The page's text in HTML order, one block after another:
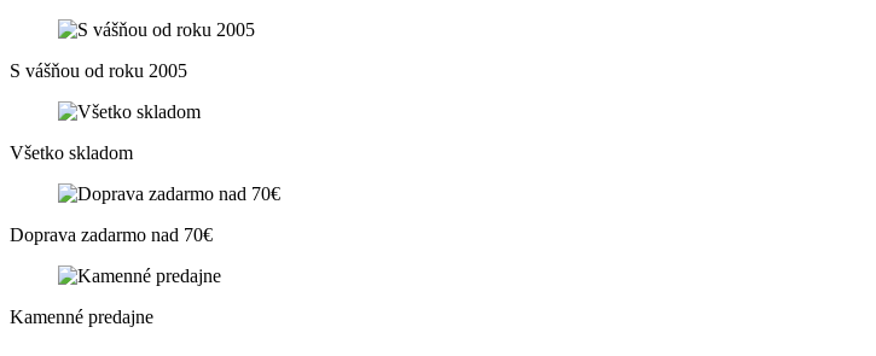
S vášňou od roku 2005
Všetko skladom
Doprava zadarmo nad 70€
Kamenné predajne